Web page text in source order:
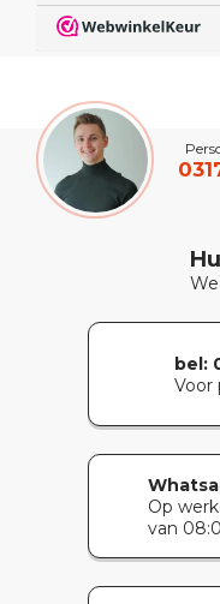
bel:
Voor
Op
van